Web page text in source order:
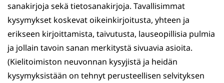
sanakirjoja sekä tietosanakirjoja. Tavallisimmat
kysymykset koskevat oikeinkirjoitusta, yhteen ja
erikseen kirjoittamista, taivutusta, lauseopillisia pulmia
ja jollain tavoin sanan merkitystä sivuavia asioita.
(Kielitoimiston neuvonnan kysyjistä ja heidän
kysymyksistään on tehnyt perusteellisen selvityksen